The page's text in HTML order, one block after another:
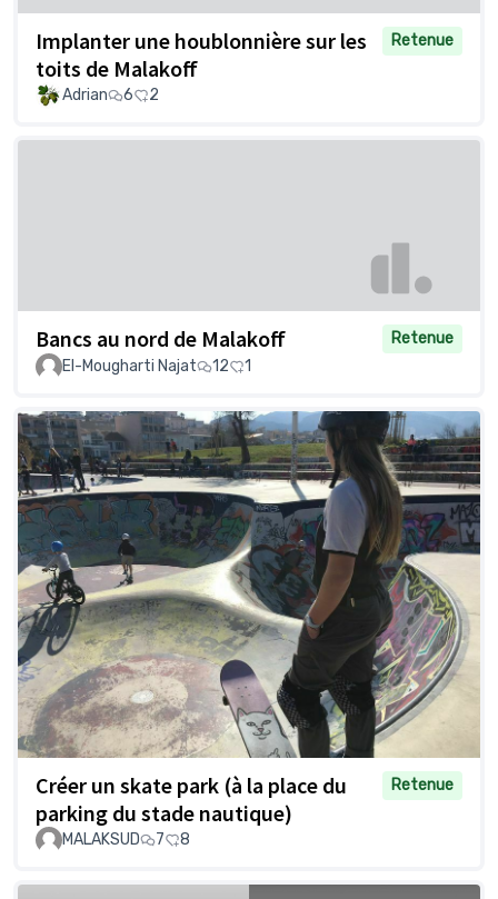
Implanter une houblonnière sur les
toits de Malakoff
Retenue
Adrian 6 2
Bancs au nord de Malakoff
Retenue
El-Mougharti Najat
12 1
Créer un skate park (à la place du
parking du stade nautique)
Retenue
MALAKSUD 7 8